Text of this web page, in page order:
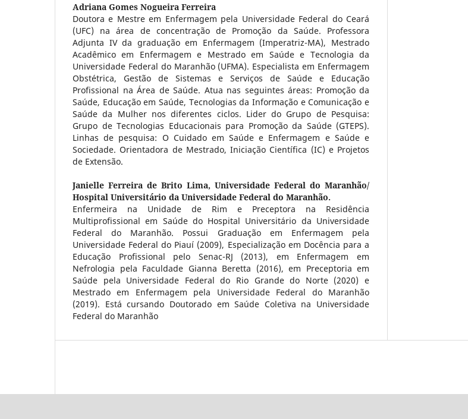
Adriana Gomes Nogueira Ferreira
Doutora e Mestre em Enfermagem pela Universidade Federal do Ceará
(UFC) na área de concentração de Promoção da Saúde. Professora
Adjunta IV da graduação em Enfermagem (Imperatriz-MA), Mestrado
Acadêmico em Enfermagem e Mestrado em Saúde e Tecnologia da
Universidade Federal do Maranhão (UFMA). Especialista em Enfermagem
Obstétrica, Gestão de Sistemas e Serviços de Saúde e Educação
Profissional na Área de Saúde. Atua nas seguintes áreas: Promoção da
Saúde, Educação em Saúde, Tecnologias da Informação e Comunicação e
Saúde da Mulher nos diferentes ciclos. Lider do Grupo de Pesquisa:
Grupo de Tecnologias Educacionais para Promoção da Saúde (GTEPS).
Linhas de pesquisa: O Cuidado em Saúde e Enfermagem e Saúde e
Sociedade. Orientadora de Mestrado, Iniciação Científica (IC) e Projetos
de Extensão.
Janielle Ferreira de Brito Lima, Universidade Federal do Maranhão/
Hospital Universitário da Universidade Federal do Maranhão.
Enfermeira na Unidade de Rim e Preceptora na Residência
Multiprofissional em Saúde do Hospital Universitário da Universidade
Federal do Maranhão. Possui Graduação em Enfermagem pela
Universidade Federal do Piauí (2009), Especialização em Docência para a
Educação Profissional pelo Senac-RJ (2013), em Enfermagem em
Nefrologia pela Faculdade Gianna Beretta (2016), em Preceptoria em
Saúde pela Universidade Federal do Rio Grande do Norte (2020) e
Mestrado em Enfermagem pela Universidade Federal do Maranhão
(2019). Está cursando Doutorado em Saúde Coletiva na Universidade
Federal do Maranhão